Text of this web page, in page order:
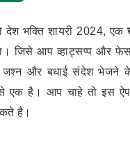
भक्ति शायरी 2024, एक
जिसे आप व्हाट्सप्प और
जश्न और बधाई संदेश भेजने
एक है। आप चाहे तो इस
है।